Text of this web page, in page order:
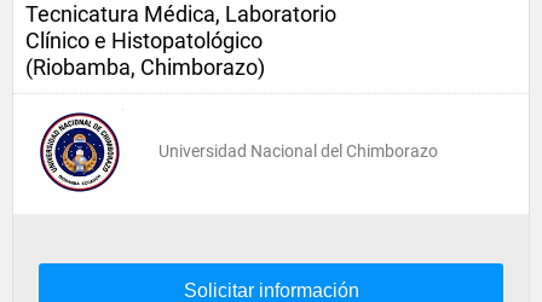
Tecnicatura Médica, Laboratorio
Clínico e Histopatológico
(Riobamba, Chimborazo)
Universidad Nacional del Chimborazo
Solicitar información